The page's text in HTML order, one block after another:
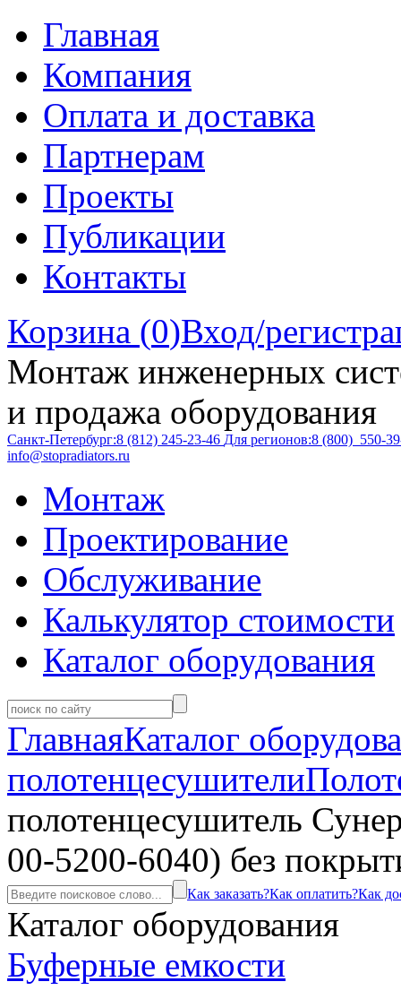
Главная
Компания
Оплата и доставка
Партнерам
Проекты
Публикации
Контакты
Корзина (0)Вход/
Монтаж инженерных
и продажа оборудования
Санкт-Петербург:8 (812) 245-23-46 Для регионов:8 (800) 550-
info@stopradiators.ru
Монтаж
Проектирование
Обслуживание
Калькулятор стоимости
Каталог оборудования
ГлавнаяКаталог
полотенцесушители
полотенцесушитель
00-5200-6040) без
Как заказать?Как оплатить?Как
Каталог оборудования
Буферные емкости